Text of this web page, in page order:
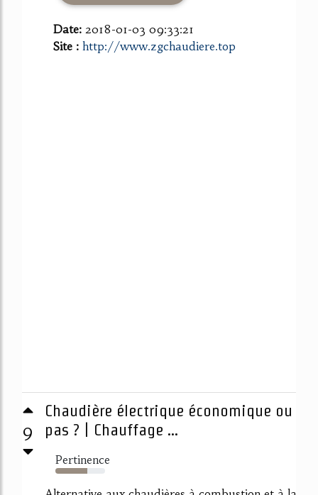
Date: 2018-01-03 09:33:21
Site : http://www.zgchaudiere.top
9
Chaudière électrique économique ou
pas ? | Chauffage ...
Pertinence
64%